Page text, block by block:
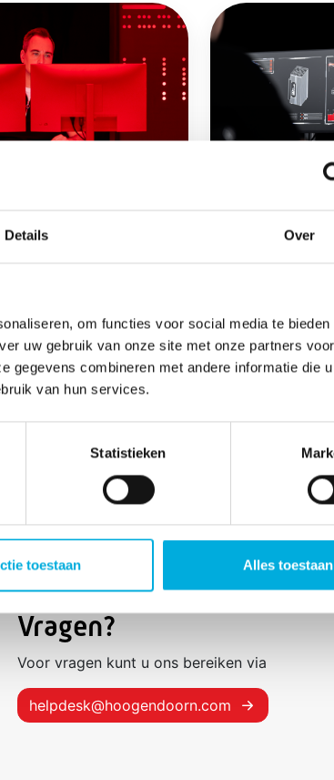
Details Over
om functies voor social media te bieden
uw gebruik van onze site met onze partners
gegevens combineren met andere informatie die
van hun services.
Statistieken
toestaan Alles toestaan
in of chat met ons
Met
uw
over te
op te lossen.
Vragen?
Voor vragen kunt u ons bereiken via
helpdesk@hoogendoorn.com